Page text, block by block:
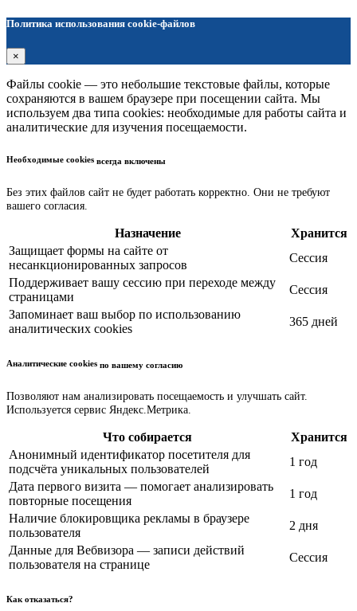
Политика использования cookie-файлов
×
Файлы cookie — это небольшие текстовые файлы, которые
сохраняются в вашем браузере при посещении сайта. Мы
используем два типа cookies: необходимые для работы сайта и
аналитические для изучения посещаемости.
Необходимые cookies всегда включены
Без этих файлов сайт не будет работать корректно. Они не требуют
вашего согласия.
Назначение
Хранится
Защищает формы на сайте от
несанкционированных запросов
Сессия
Поддерживает вашу сессию при переходе между
страницами
Сессия
Запоминает ваш выбор по использованию
аналитических cookies
365 дней
Аналитические cookies по вашему согласию
Позволяют нам анализировать посещаемость и улучшать сайт.
Используется сервис Яндекс.Метрика.
Что собирается
Хранится
Анонимный идентификатор посетителя для
подсчёта уникальных пользователей
1 год
Дата первого визита — помогает анализировать
повторные посещения
1 год
Наличие блокировщика рекламы в браузере
пользователя
2 дня
Данные для Вебвизора — записи действий
пользователя на странице
Сессия
Как отказаться?